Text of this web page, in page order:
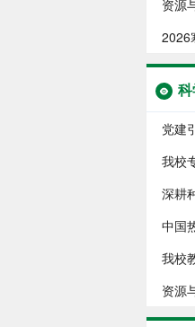
资源
2026
党建
我校
深耕
中国
我校
资源